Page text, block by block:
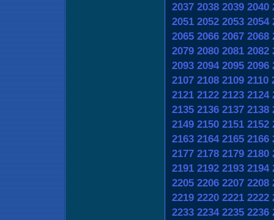
2037 2038 2039 2040
2051 2052 2053 2054
2065 2066 2067 2068
2079 2080 2081 2082
2093 2094 2095 2096
2107 2108 2109 2110
2121 2122 2123 2124
2135 2136 2137 2138
2149 2150 2151 2152
2163 2164 2165 2166
2177 2178 2179 2180
2191 2192 2193 2194
2205 2206 2207 2208
2219 2220 2221 2222
2233 2234 2235 2236